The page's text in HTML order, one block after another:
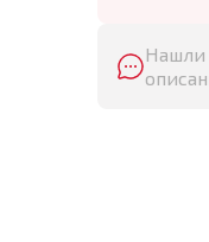
Нашли